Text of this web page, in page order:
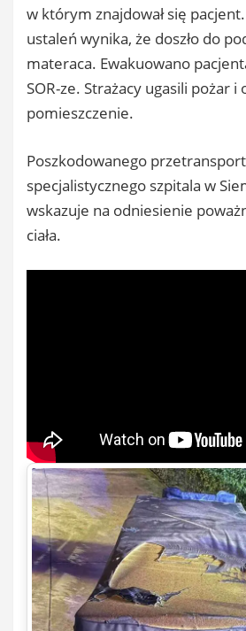
w którym znajdował się
ustaleń wynika, że doszło do
materaca. Ewakuowano
SOR-ze. Strażacy ugasili pożar i
pomieszczenie.
Poszkodowanego
specjalistycznego szpitala w
wskazuje na odniesienie
ciała.